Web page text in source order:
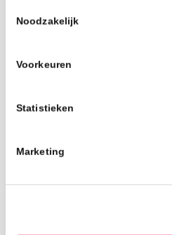
Noodzakelijk
Voorkeuren
Statistieken
Marketing